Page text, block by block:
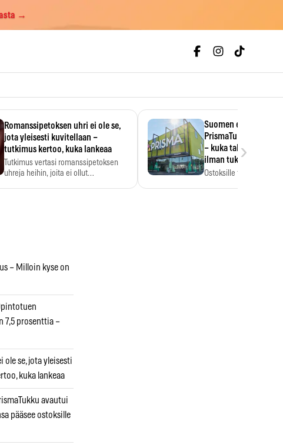
→
Romanssipetoksen uhri ei ole se,
jota yleisesti kuvitellaan –
tutkimus kertoo, kuka lankeaa
Tutkimus vertasi romanssipetoksen
uhreja heihin, joita ei ollut…
Suomen
PrismaTukku avautui
– kuka tahansa
ilman tukkukorttia
Ostoksille tarvitse
›
– Milloin kyse on
7,5 prosenttia –
ole se, jota yleisesti
kuka lankeaa
avautui
pääsee ostoksille